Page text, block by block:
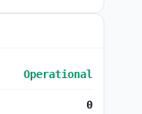
Operational
0